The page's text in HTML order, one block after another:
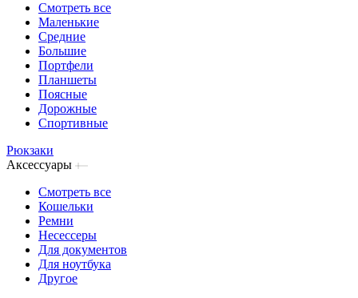
Смотреть все
Маленькие
Средние
Большие
Портфели
Планшеты
Поясные
Дорожные
Спортивные
Рюкзаки
Аксессуары
Смотреть все
Кошельки
Ремни
Несессеры
Для документов
Для ноутбука
Другое